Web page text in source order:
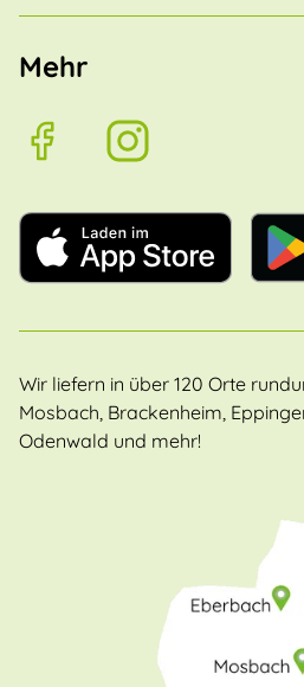
Mehr
Wir liefern in über 120 Orte
Mosbach, Brackenheim,
Odenwald und mehr!